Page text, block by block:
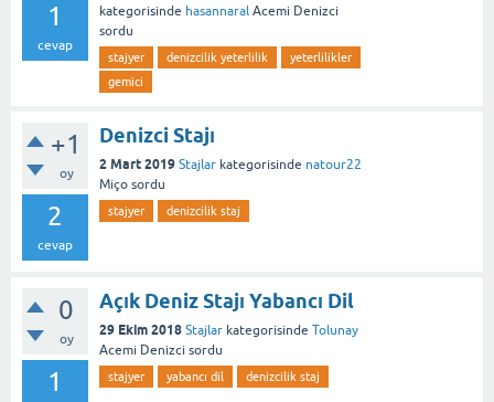
1
cevap
kategorisinde hasannaral Acemi Denizci
sordu
stajyer denizcilik yeterlilik
yeterlilikler
gemici
+1
oy
2
cevap
Denizci Stajı
2 Mart 2019 Stajlar kategorisinde natour22
Miço sordu
stajyer denizcilik staj
0
oy
1
Açık Deniz Stajı Yabancı Dil
29 Ekim 2018 Stajlar kategorisinde Tolunay
Acemi Denizci sordu
stajyer yabancı dil denizcilik staj